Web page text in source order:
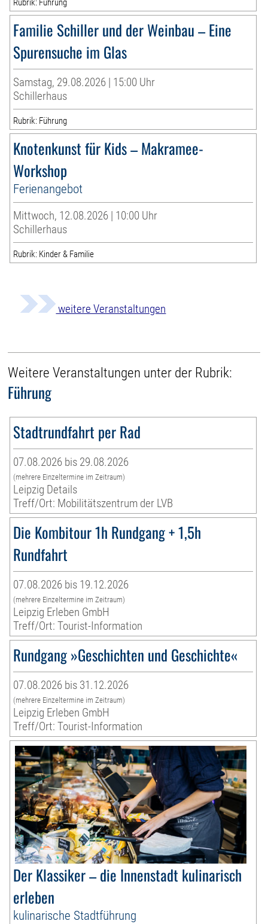
Rubrik: Führung
Familie Schiller und der Weinbau – Eine
Spurensuche im Glas
Samstag, 29.08.2026 | 15:00 Uhr
Schillerhaus
Rubrik: Führung
Knotenkunst für Kids – Makramee-
Workshop
Ferienangebot
Mittwoch, 12.08.2026 | 10:00 Uhr
Schillerhaus
Rubrik: Kinder & Familie
weitere Veranstaltungen
Weitere Veranstaltungen unter der Rubrik:
Führung
Stadtrundfahrt per Rad
07.08.2026 bis 29.08.2026
(mehrere Einzeltermine im Zeitraum)
Leipzig Details
Treff/Ort: Mobilitätszentrum der LVB
Die Kombitour 1h Rundgang + 1,5h
Rundfahrt
07.08.2026 bis 19.12.2026
(mehrere Einzeltermine im Zeitraum)
Leipzig Erleben GmbH
Treff/Ort: Tourist-Information
Rundgang »Geschichten und Geschichte«
07.08.2026 bis 31.12.2026
(mehrere Einzeltermine im Zeitraum)
Leipzig Erleben GmbH
Treff/Ort: Tourist-Information
Der Klassiker – die Innenstadt kulinarisch
erleben
kulinarische Stadtführung